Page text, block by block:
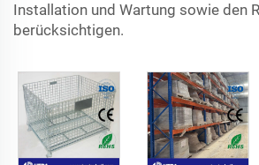
Installation und Wartung sowie den
berücksichtigen.